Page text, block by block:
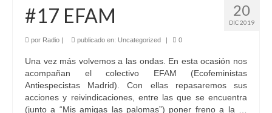
20
DIC 2019
#17 EFAM
por Radio | publicado en: Uncategorized | 0
Una vez más volvemos a las ondas. En esta ocasión nos
acompañan el colectivo EFAM (Ecofeministas
Antiespecistas Madrid). Con ellas repasaremos sus
acciones y reivindicaciones, entre las que se encuentra
(junto a “Mis amigas las palomas”) poner freno a la …